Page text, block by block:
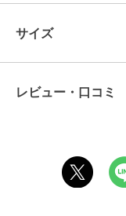
※写真の色味はご覧に
て、実物と若干異なる
商品カテゴリ
サイズ
レビュー・口コミ